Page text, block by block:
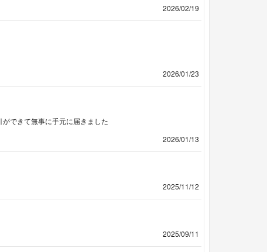
2026/02/19
2026/01/23
できて無事に手元に届きました
2026/01/13
2025/11/12
2025/09/11